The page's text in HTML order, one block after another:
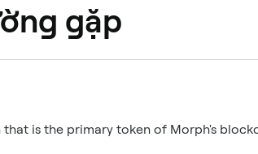
gặp
is the primary token of Morph's